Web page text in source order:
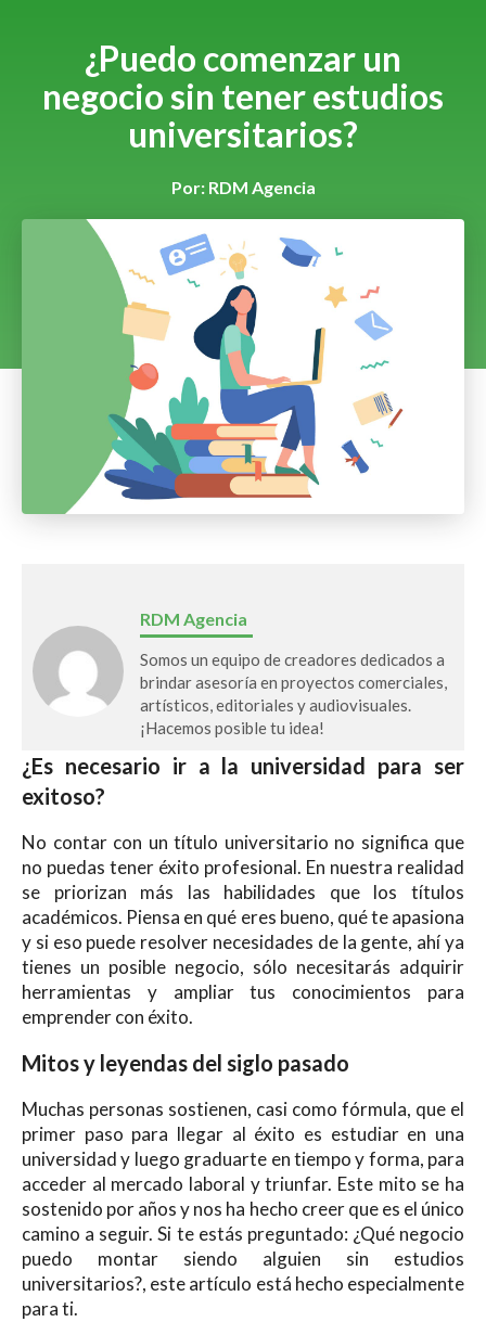
¿Puedo comenzar un
negocio sin tener estudios
universitarios?
Por: RDM Agencia
RDM Agencia
Somos un equipo de creadores dedicados a
brindar asesoría en proyectos comerciales,
artísticos, editoriales y audiovisuales.
¡Hacemos posible tu idea!
¿Es necesario ir a la universidad para ser
exitoso?
No contar con un título universitario no significa que
no puedas tener éxito profesional. En nuestra realidad
se priorizan más las habilidades que los títulos
académicos. Piensa en qué eres bueno, qué te apasiona
y si eso puede resolver necesidades de la gente, ahí ya
tienes un posible negocio, sólo necesitarás adquirir
herramientas y ampliar tus conocimientos para
emprender con éxito.
Mitos y leyendas del siglo pasado
Muchas personas sostienen, casi como fórmula, que el
primer paso para llegar al éxito es estudiar en una
universidad y luego graduarte en tiempo y forma, para
acceder al mercado laboral y triunfar. Este mito se ha
sostenido por años y nos ha hecho creer que es el único
camino a seguir. Si te estás preguntado: ¿Qué negocio
puedo montar siendo alguien sin estudios
universitarios?, este artículo está hecho especialmente
para ti.